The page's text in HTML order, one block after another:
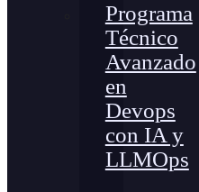
Programa
Técnico
Avanzado
en
Devops
con IA y
LLMOps